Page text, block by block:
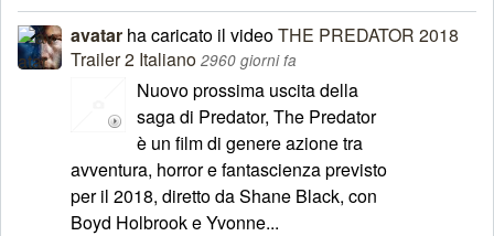
avatar ha caricato il videoTHE PREDATOR 2018
Trailer 2 Italiano 2960 giorni fa
Nuovo prossima uscita della
saga di Predator, The Predator
è un film di genere azione tra
avventura, horror e fantascienza previsto
per il 2018, diretto da Shane Black, con
Boyd Holbrook e Yvonne...